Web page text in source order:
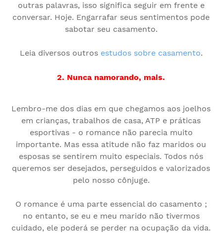
outras palavras, isso significa seguir em frente e
conversar. Hoje. Engarrafar seus sentimentos pode
sabotar seu casamento.
Leia diversos outros estudos sobre casamento.
2. Nunca namorando, mais.
Lembro-me dos dias em que chegamos aos joelhos
em crianças, trabalhos de casa, ATP e práticas
esportivas - o romance não parecia muito
importante. Mas essa atitude não faz maridos ou
esposas se sentirem muito especiais. Todos nós
queremos ser desejados, perseguidos e valorizados
pelo nosso cônjuge.
O romance é uma parte essencial do casamento ;
no entanto, se eu e meu marido não tivermos
cuidado, ele poderá se perder na ocupação da vida.